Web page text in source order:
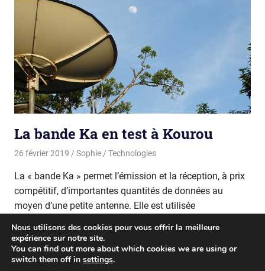
La bande Ka en test à Kourou
26 février 2019 Sophie Technologies
La « bande Ka » permet l’émission et la réception, à prix
compétitif, d’importantes quantités de données au
moyen d’une petite antenne. Elle est utilisée
READ MORE
Nous utilisons des cookies pour vous offrir la meilleure
expérience sur notre site.
You can find out more about which cookies we are using or
switch them off in settings.